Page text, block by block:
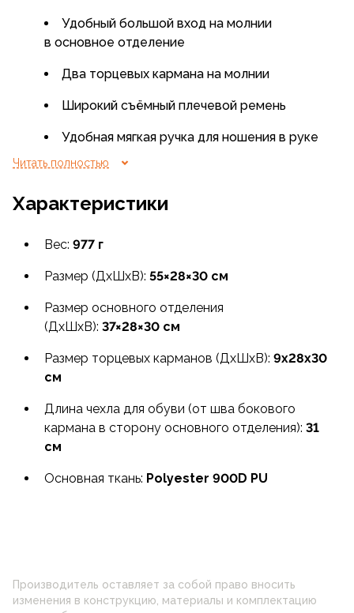
Удобный большой вход на молнии
в основное отделение
Два торцевых кармана на молнии
Широкий съёмный плечевой ремень
Удобная мягкая ручка для ношения в руке
Плоский карман на липучке с торца
Две боковые ручки для
погрузки-разгрузки
Плоский карман на клапане из сетки
на молнии в основном отделении
Влагозащитный чехол в боковом кармане
для переноски грязных или влажных вещей
Читать полностью
Характеристики
Вес: 977 г
Размер (ДxШxВ): 55×28×30 см
Размер основного отделения
(ДxШxВ): 37×28×30 см
Размер торцевых карманов (ДxШxВ): 9x28x30
см
Длина чехла для обуви (от шва бокового
кармана в сторону основного отделения): 31
см
Основная ткань: Polyester 900D PU
Производитель оставляет за собой право вносить
изменения в конструкцию, материалы и комплектацию